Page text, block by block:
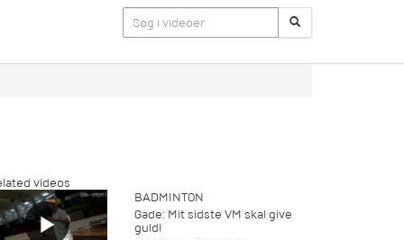
videos
BADMINTON
Gade: Mit sidste VM skal give
guld!